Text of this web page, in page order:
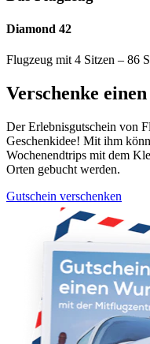
Diamond 42
Flugzeug mit 4 Sitzen – 86
Verschenke
Der Erlebnisgutschein von
Geschenkidee! Mit ihm
Wochenendtrips mit dem
Orten gebucht werden.
Gutschein verschenken